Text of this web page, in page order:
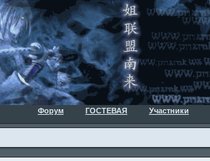
Форум ГОСТЕВАЯ Участники